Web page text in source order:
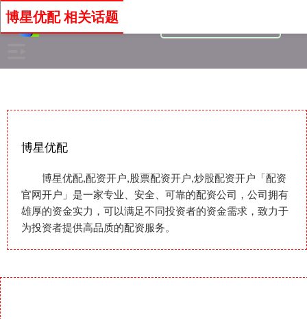
博星优配
博星优配,配资开户,股票配资开户,炒股配资开户「配资
官网开户」是一家专业、安全、可靠的配资公司，公司拥有
雄厚的资金实力，可以满足不同投资者的资金需求，致力于
为投资者提供高品质的配资服务。
博星优配 相关话题